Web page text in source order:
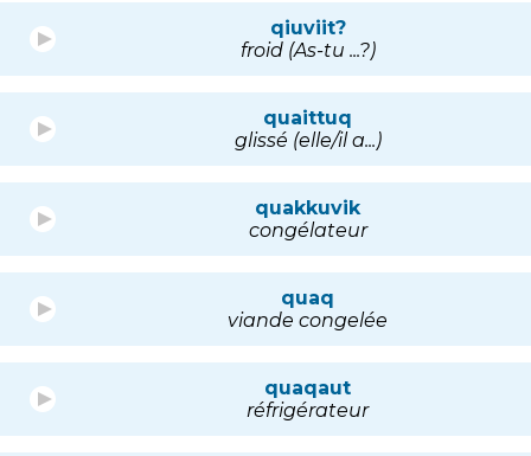
qiuviit?
froid (As-tu ...?)
quaittuq
glissé (elle/il a...)
quakkuvik
congélateur
quaq
viande congelée
quaqaut
réfrigérateur